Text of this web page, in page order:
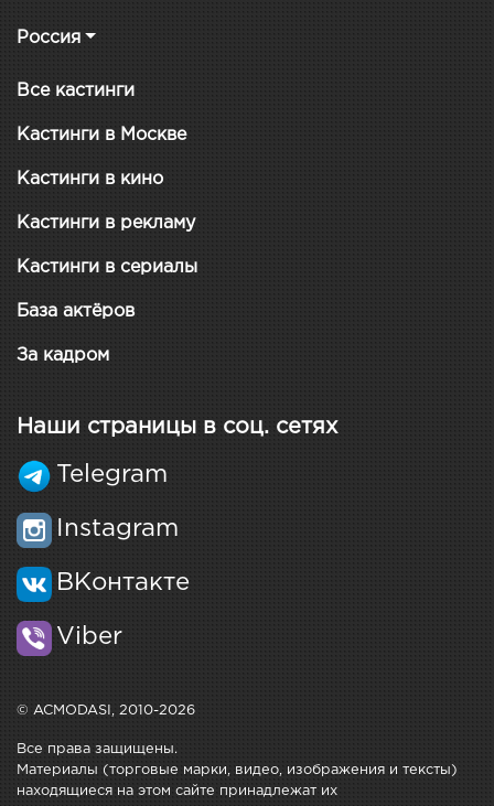
Россия
Все кастинги
Кастинги в Москве
Кастинги в кино
Кастинги в рекламу
Кастинги в сериалы
База актёров
За кадром
Наши страницы в соц. сетях
Telegram
Instagram
ВКонтакте
Viber
© ACMODASI, 2010-2026
Все права защищены.
Материалы (торговые марки, видео, изображения и тексты)
находящиеся на этом сайте принадлежат их